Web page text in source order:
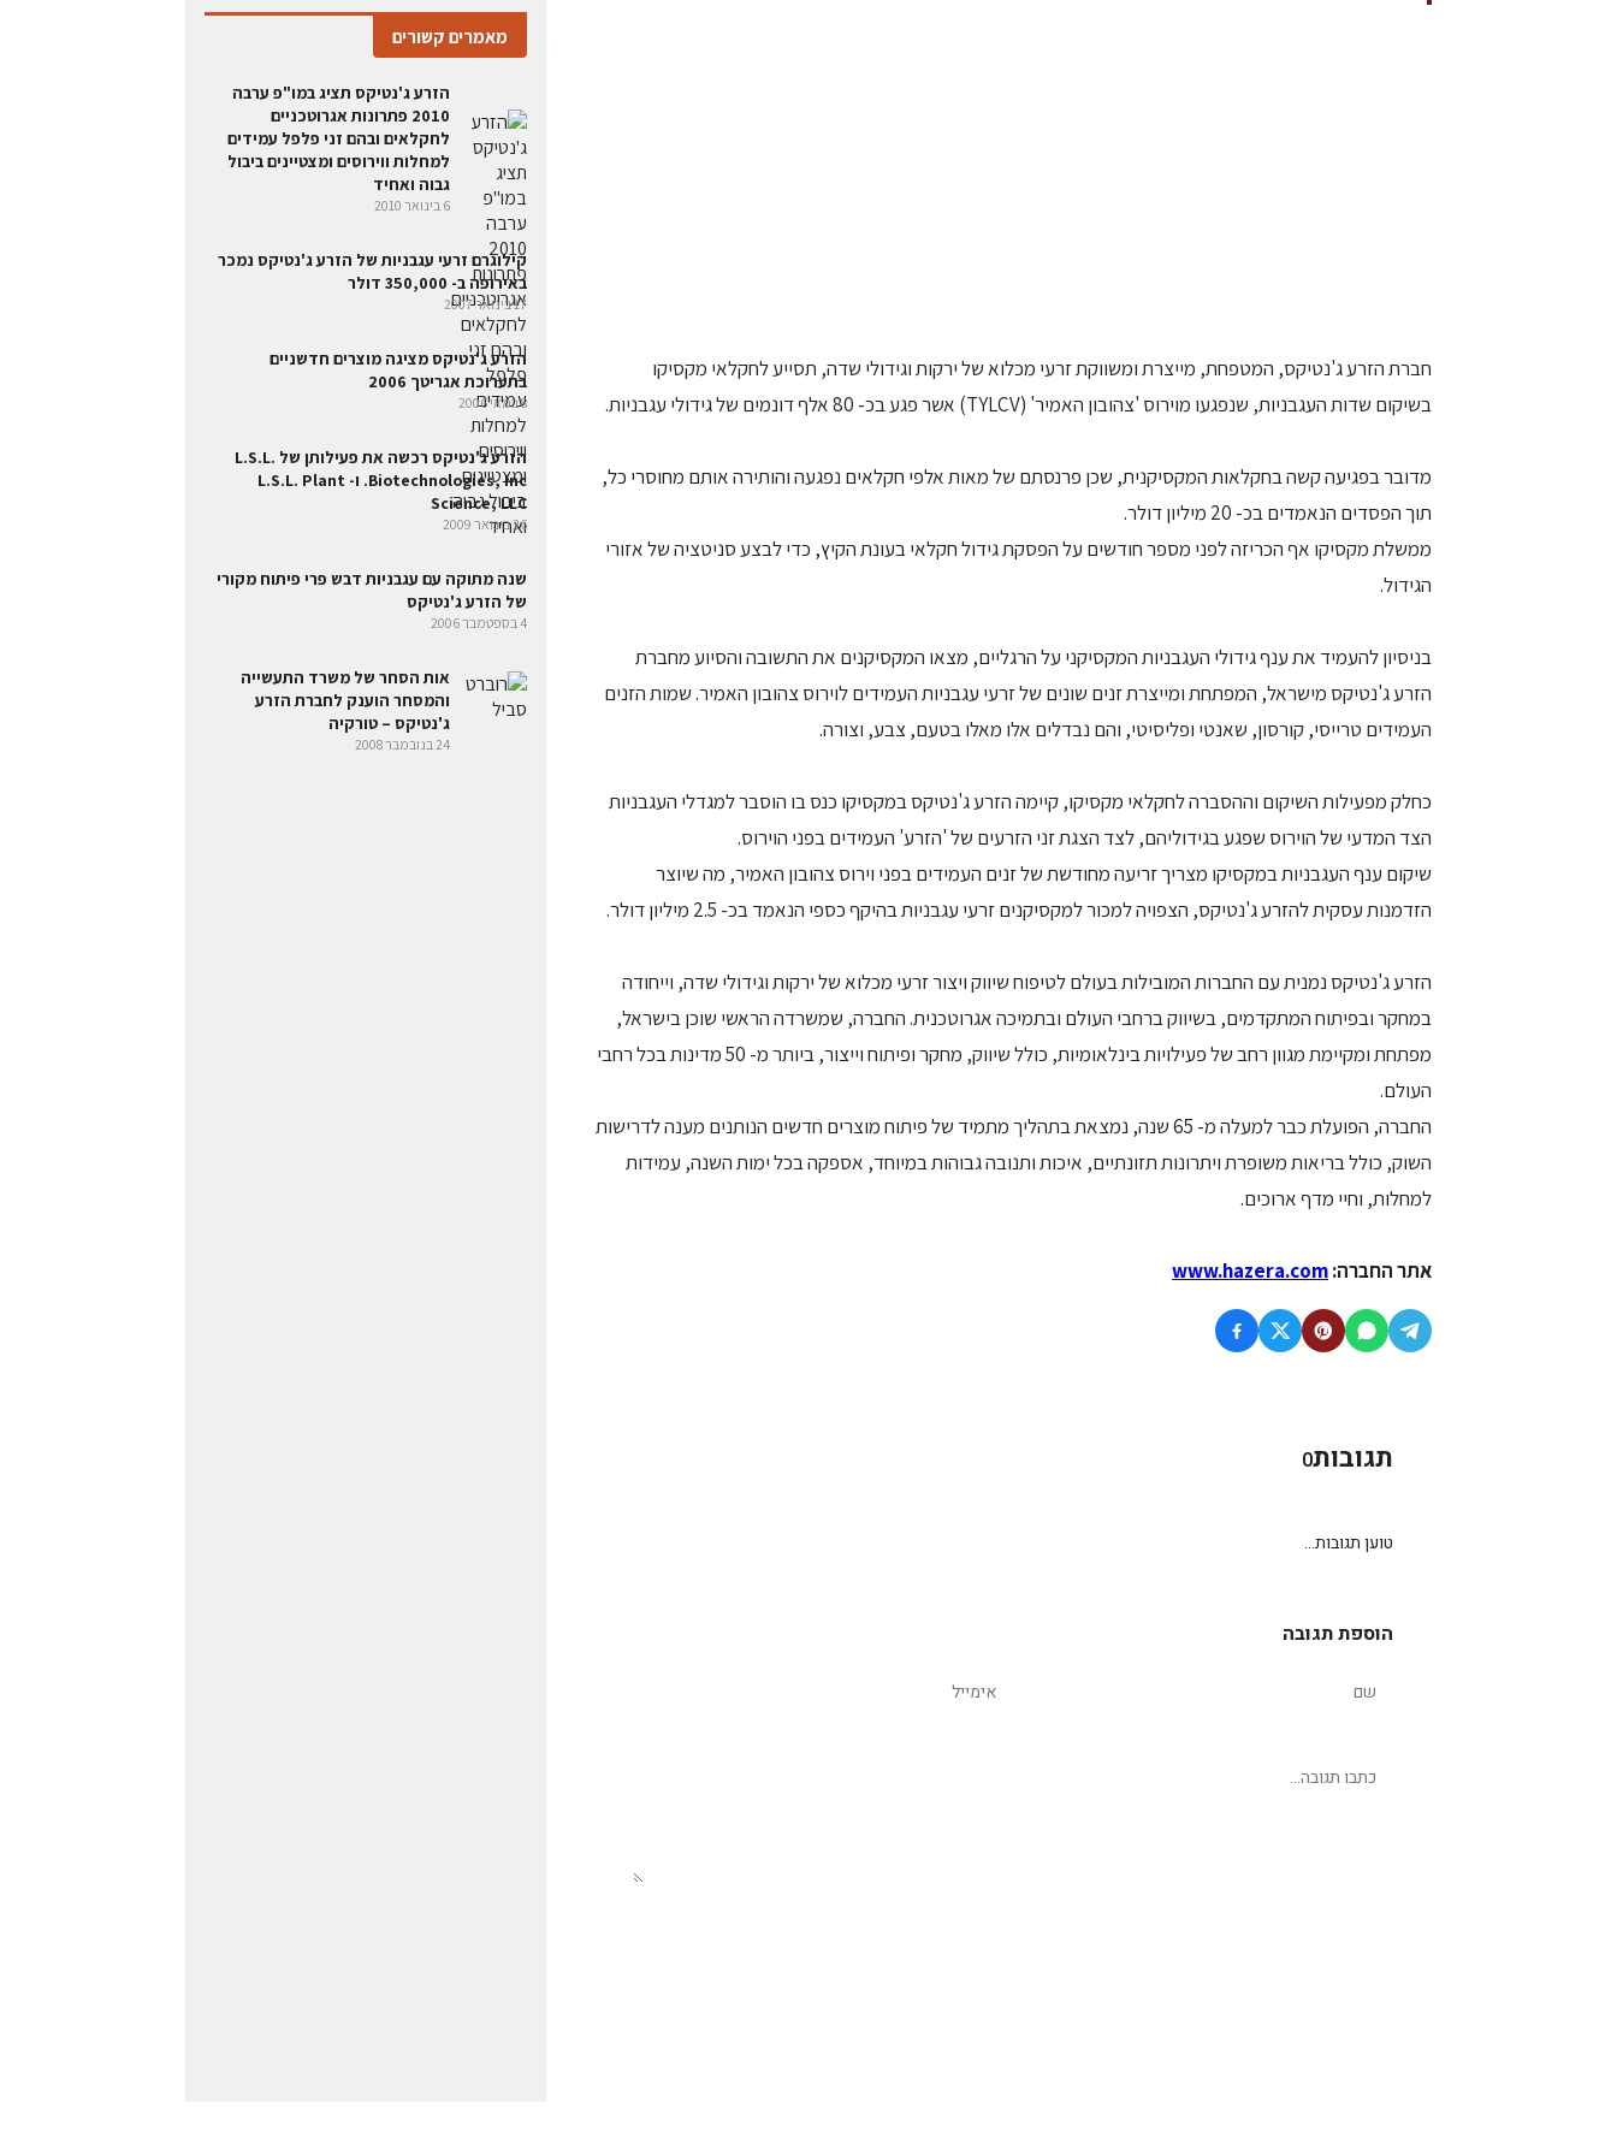
חברת הזרע ג'נטיקס, המטפחת, מייצרת ומשווקת זרעי מכלוא של ירקות וגידולי שדה, תסייע לחקלאי מקסיקו
בשיקום שדות העגבניות, שנפגעו מוירוס 'צהובון האמיר' (TYLCV) אשר פגע בכ- 80 אלף דונמים של גידולי עגבניות.
מדובר בפגיעה קשה בחקלאות המקסיקנית, שכן פרנסתם של מאות אלפי חקלאים נפגעה והותירה אותם מחוסרי כל,
תוך הפסדים הנאמדים בכ- 20 מיליון דולר.
ממשלת מקסיקו אף הכריזה לפני מספר חודשים על הפסקת גידול חקלאי בעונת הקיץ, כדי לבצע סניטציה של אזורי
הגידול.
בניסיון להעמיד את ענף גידולי העגבניות המקסיקני על הרגליים, מצאו המקסיקנים את התשובה והסיוע מחברת
הזרע ג'נטיקס מישראל, המפתחת ומייצרת זנים שונים של זרעי עגבניות העמידים לוירוס צהובון האמיר. שמות הזנים
העמידים טרייסי, קורסון, שאנטי ופליסיטי, והם נבדלים אלו מאלו בטעם, צבע, וצורה.
כחלק מפעילות השיקום וההסברה לחקלאי מקסיקו, קיימה הזרע ג'נטיקס במקסיקו כנס בו הוסבר למגדלי העגבניות
הצד המדעי של הוירוס שפגע בגידוליהם, לצד הצגת זני הזרעים של 'הזרע' העמידים בפני הוירוס.
שיקום ענף העגבניות במקסיקו מצריך זריעה מחודשת של זנים העמידים בפני וירוס צהובון האמיר, מה שיוצר
הזדמנות עסקית להזרע ג'נטיקס, הצפויה למכור למקסיקנים זרעי עגבניות בהיקף כספי הנאמד בכ- 2.5 מיליון דולר.
הזרע ג'נטיקס נמנית עם החברות המובילות בעולם לטיפוח שיווק ויצור זרעי מכלוא של ירקות וגידולי שדה, וייחודה
במחקר ובפיתוח המתקדמים, בשיווק ברחבי העולם ובתמיכה אגרוטכנית. החברה, שמשרדה הראשי שוכן בישראל,
מפתחת ומקיימת מגוון רחב של פעילויות בינלאומיות, כולל שיווק, מחקר ופיתוח וייצור, ביותר מ- 50 מדינות בכל רחבי
העולם.
החברה, הפועלת כבר למעלה מ- 65 שנה, נמצאת בתהליך מתמיד של פיתוח מוצרים חדשים הנותנים מענה לדרישות
השוק, כולל בריאות משופרת ויתרונות תזונתיים, איכות ותנובה גבוהות במיוחד, אספקה בכל ימות השנה, עמידות
למחלות, וחיי מדף ארוכים.
אתר החברה:www.hazera.com
תגובות0
טוען תגובות...
הוספת תגובה
מאמרים קשורים
הזרע ג'נטיקס תציג במו"פ ערבה
2010 פתרונות אגרוטכניים
לחקלאים ובהם זני פלפל עמידים
למחלות ווירוסים ומצטיינים ביבול
גבוה ואחיד
6 בינואר 2010
קילוגרם זרעי עגבניות של הזרע ג'נטיקס נמכר
באירופה ב- 350,000 דולר
17 בינואר 2007
הזרע ג'נטיקס מציגה מוצרים חדשניים
בתערוכת אגריטך 2006
8 במאי 2006
הזרע ג'נטיקס רכשה את פעילותן של L.S.L.
Biotechnologies, Inc. ו- L.S.L. Plant
Science, LLC
26 בינואר 2009
שנה מתוקה עם עגבניות דבש פרי פיתוח מקורי
של הזרע ג'נטיקס
4 בספטמבר 2006
אות הסחר של משרד התעשייה
והמסחר הוענק לחברת הזרע
ג'נטיקס – טורקיה
24 בנובמבר 2008